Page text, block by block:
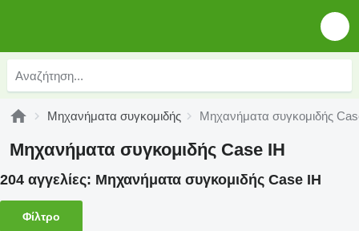
Μηχανήματα συγκομιδής Μηχανήματα συγκομιδής
Μηχανήματα συγκομιδής Case IH
204 αγγελίες: Μηχανήματα συγκομιδής Case IH
Φίλτρο